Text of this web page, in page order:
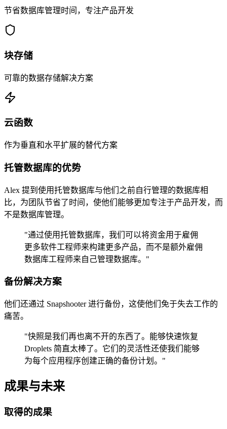
节省数据库管理时间，专注产品开发
块存储
可靠的数据存储解决方案
云函数
作为垂直和水平扩展的替代方案
托管数据库的优势
Alex 提到使用托管数据库与他们之前自行管理的数据库相
比，为团队节省了时间，使他们能够更加专注于产品开发，而
不是数据库管理。
"通过使用托管数据库，我们可以将资金用于雇佣
更多软件工程师来构建更多产品，而不是额外雇佣
数据库工程师来自己管理数据库。"
备份解决方案
他们还通过 Snapshooter 进行备份，这使他们免于失去工作的
痛苦。
"快照是我们再也离不开的东西了。能够快速恢复
Droplets 简直太棒了。它们的灵活性还使我们能够
为每个应用程序创建正确的备份计划。"
成果与未来
取得的成果